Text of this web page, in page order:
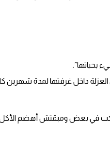
بحياتها”.
داخل غرفتها لمدة شهرين
في بعض ومبقتش أهضم